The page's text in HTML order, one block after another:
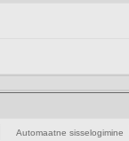
Automaatne sisselogimine